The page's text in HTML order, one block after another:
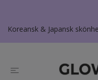
Koreansk & Japansk